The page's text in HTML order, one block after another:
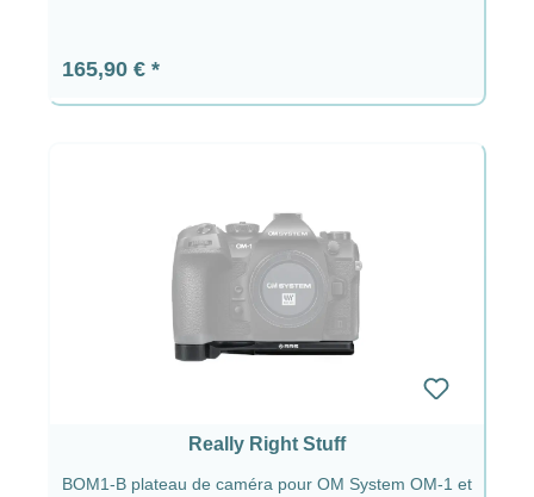
Prix régulier :
165,90 €
Really Right Stuff
BOM1-B plateau de caméra pour OM System OM-1 et